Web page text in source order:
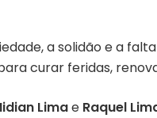
a solidão e a
curar feridas,
Limae Raquel